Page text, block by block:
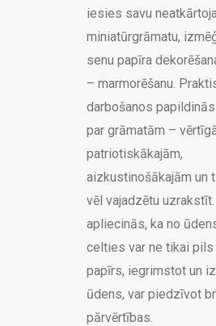
iesies savu
miniatūrgrāmatu,
senu papīra
– marmorēšanu.
darbošanos
par grāmatām –
patriotiskākajām,
aizkustinošākajām un
vēl vajadzētu
apliecinās, ka no
celties var ne tikai pils
papīrs, iegrimstot un
ūdens, var piedzīvot
pārvērtības.